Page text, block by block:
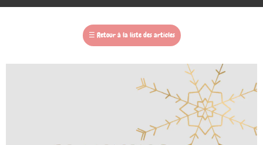
☰ Retour à la liste des articles